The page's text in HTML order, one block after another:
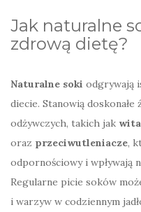
Jak naturalne
zdrową dietę?
Naturalne soki odgrywają
diecie. Stanowią doskonałe
odżywczych, takich jak
oraz przeciwutleniacze,
odpornościowy i wpływają
Regularne picie soków
i warzyw w codziennym